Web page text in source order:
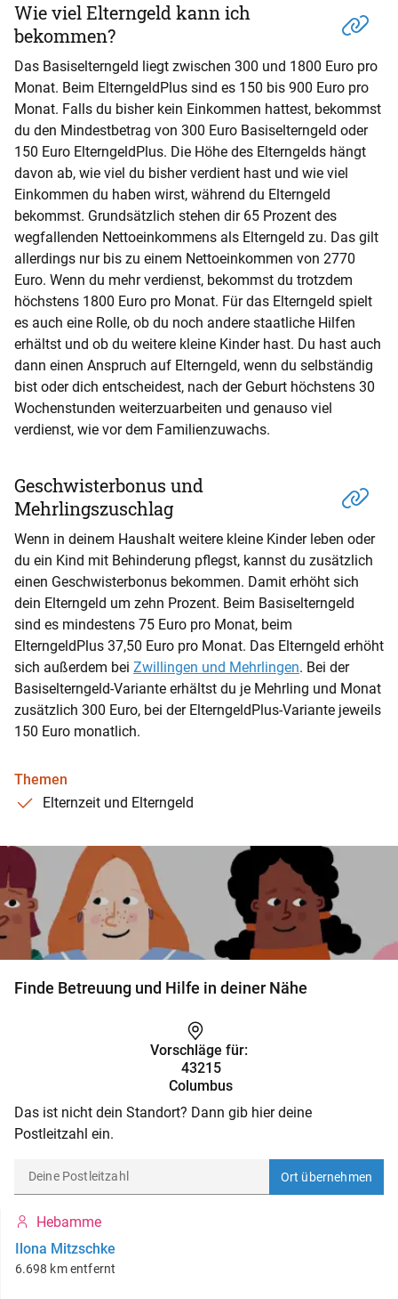
Wie viel Elterngeld kann ich
bekommen?
Das Basiselterngeld liegt zwischen 300 und 1800 Euro pro
Monat. Beim ElterngeldPlus sind es 150 bis 900 Euro pro
Monat. Falls du bisher kein Einkommen hattest, bekommst
du den Mindestbetrag von 300 Euro Basiselterngeld oder
150 Euro ElterngeldPlus. Die Höhe des Elterngelds hängt
davon ab, wie viel du bisher verdient hast und wie viel
Einkommen du haben wirst, während du Elterngeld
bekommst. Grundsätzlich stehen dir 65 Prozent des
wegfallenden Nettoeinkommens als Elterngeld zu. Das gilt
allerdings nur bis zu einem Nettoeinkommen von 2770
Euro. Wenn du mehr verdienst, bekommst du trotzdem
höchstens 1800 Euro pro Monat. Für das Elterngeld spielt
es auch eine Rolle, ob du noch andere staatliche Hilfen
erhältst und ob du weitere kleine Kinder hast. Du hast auch
dann einen Anspruch auf Elterngeld, wenn du selbständig
bist oder dich entscheidest, nach der Geburt höchstens 30
Wochenstunden weiterzuarbeiten und genauso viel
verdienst, wie vor dem Familienzuwachs.
Geschwisterbonus und
Mehrlingszuschlag
Wenn in deinem Haushalt weitere kleine Kinder leben oder
du ein Kind mit Behinderung pflegst, kannst du zusätzlich
einen Geschwisterbonus bekommen. Damit erhöht sich
dein Elterngeld um zehn Prozent. Beim Basiselterngeld
sind es mindestens 75 Euro pro Monat, beim
ElterngeldPlus 37,50 Euro pro Monat. Das Elterngeld erhöht
sich außerdem bei Zwillingen und Mehrlingen. Bei der
Basiselterngeld-Variante erhältst du je Mehrling und Monat
zusätzlich 300 Euro, bei der ElterngeldPlus-Variante jeweils
150 Euro monatlich.
Themen
Elternzeit und Elterngeld
Finde Betreuung und Hilfe in deiner Nähe
Vorschläge für:
43215
Columbus
Das ist nicht dein Standort? Dann gib hier deine
Postleitzahl ein.
Ort übernehmen
Hebamme
Ilona Mitzschke
6.698 km entfernt